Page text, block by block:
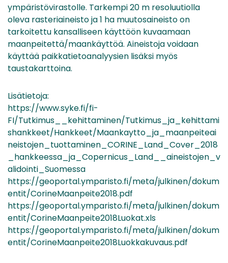
ympäristövirastolle. Tarkempi 20 m resoluutiolla
oleva rasteriaineisto ja 1 ha muutosaineisto on
tarkoitettu kansalliseen käyttöön kuvaamaan
maanpeitettä/maankäyttöä. Aineistoja voidaan
käyttää paikkatietoanalyysien lisäksi myös
taustakarttoina.
Lisätietoja:
https://www.syke.fi/fi-
FI/Tutkimus__kehittaminen/Tutkimus_ja_kehittami
shankkeet/Hankkeet/Maankaytto_ja_maanpeiteai
neistojen_tuottaminen_CORINE_Land_Cover_2018
_hankkeessa_ja_Copernicus_Land__aineistojen_v
alidointi_Suomessa
https://geoportal.ymparisto.fi/meta/julkinen/dokum
entit/CorineMaanpeite2018.pdf
https://geoportal.ymparisto.fi/meta/julkinen/dokum
entit/CorineMaanpeite2018Luokat.xls
https://geoportal.ymparisto.fi/meta/julkinen/dokum
entit/CorineMaanpeite2018Luokkakuvaus.pdf